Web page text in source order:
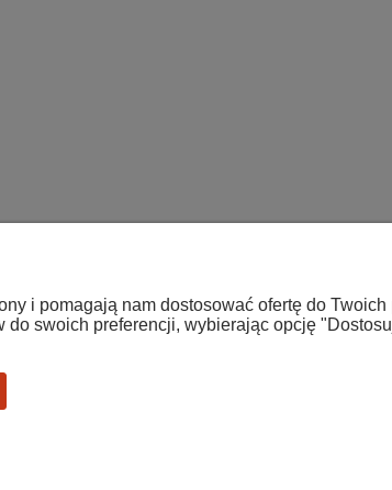
Płatności i dostawa
i pomagają nam dostosować ofertę do
swoich preferencji, wybierając opcję